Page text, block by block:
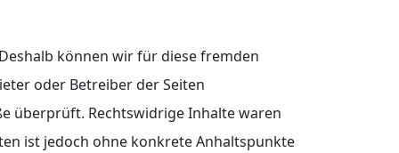
können wir für diese fremden
oder Betreiber der Seiten
überprüft. Rechtswidrige Inhalte waren
ist jedoch ohne konkrete Anhaltspunkte